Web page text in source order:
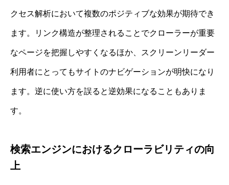
クセス解析において複数のポジティブな効果が期待でき
ます。リンク構造が整理されることでクローラーが重要
なページを把握しやすくなるほか、スクリーンリーダー
利用者にとってもサイトのナビゲーションが明快になり
ます。逆に使い方を誤ると逆効果になることもありま
す。
検索エンジンにおけるクローラビリティの向
上